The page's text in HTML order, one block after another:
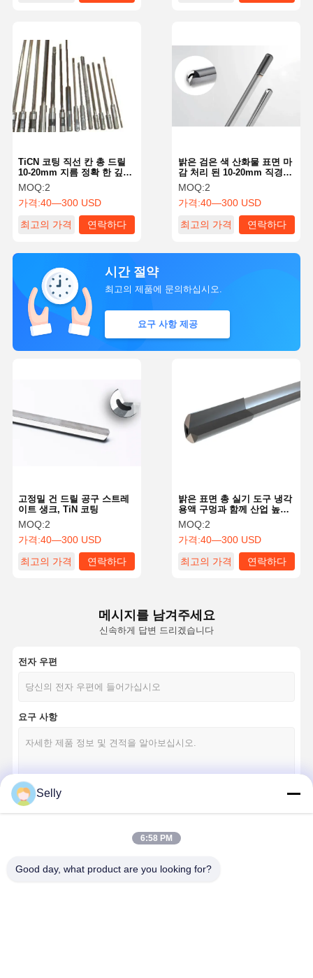
TiCN 코팅 직선 칸 총 드릴
10-20mm 지름 정확 한 깊은
구멍 뚫기
MOQ:2
가격:40—300 USD
최고의 가격
연락하다
밝은 검은 색 산화물 표면 마
감 처리 된 10-20mm 직경의
총 드릴 비트
MOQ:2
가격:40—300 USD
최고의 가격
연락하다
시간 절약
최고의 제품에 문의하십시오.
요구 사항 제공
밝은 표면 총 실기 도구 냉각
용액 구멍과 함께 산업 높은
정확도
MOQ:2
가격:40—300 USD
최고의 가격
연락하다
고정밀 건 드릴 공구 스트레
이트 생크, TiN 코팅
MOQ:2
가격:40—300 USD
최고의 가격
연락하다
메시지를 남겨주세요
신속하게 답변 드리겠습니다
전자 우편
요구 사항
Selly
6:58 PM
Good day, what product are you looking for?